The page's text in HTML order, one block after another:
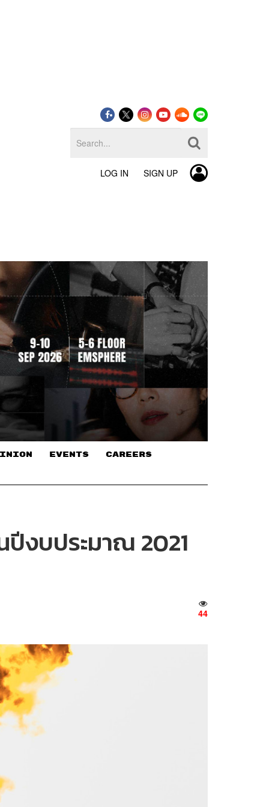
LOG IN SIGN UP
EVENTS CAREERS
ปีงบประมาณ 2021
44